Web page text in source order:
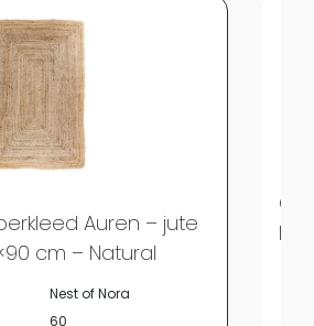
Auren – jute
cm – Natural
Nest of Nora
60